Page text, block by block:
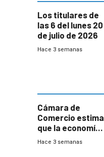
Los titulares de
las 6 del lunes 20
de julio de 2026
Hace 3 semanas
Cámara de
Comercio estima
que la economía
crecerá 1,6%
Hace 3 semanas